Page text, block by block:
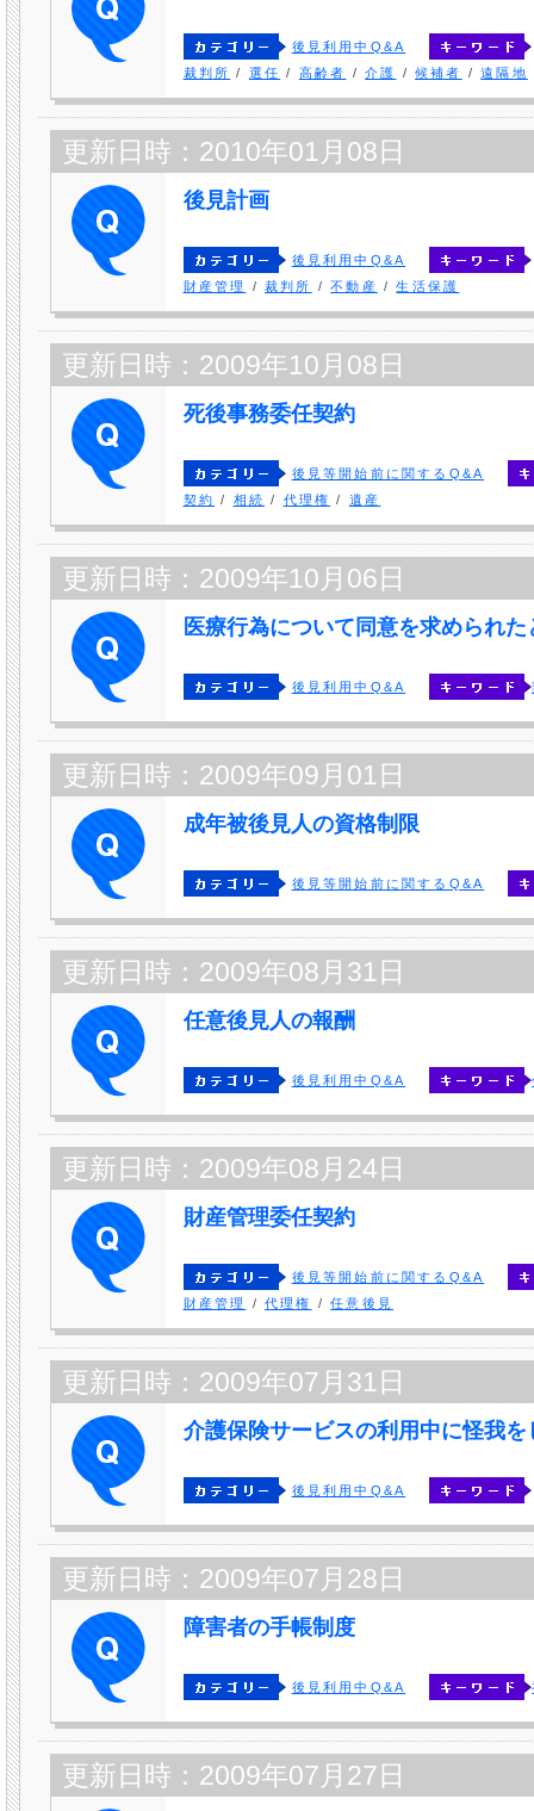
後見利用中Q&A
裁判所 / 選任 / 高齢者 /介護 /候補者 /遠隔地
更新日時：2010年01月08日
後見計画
後見利用中Q&A
財産管理
/裁判所 /不動産 /生活保護
更新日時：2009年10月08日
死後事務委任契約
後見等開始前に関するQ&A
契約 / 相続 / 代理権 / 遺産
更新日時：2009年10月06日
医療行為について同意を求められた
後見利用中Q&A
更新日時：2009年09月01日
成年被後見人の資格制限
後見等開始前に関するQ&A
更新日時：2009年08月31日
任意後見人の報酬
後見利用中Q&A
更新日時：2009年08月24日
財産管理委任契約
後見等開始前に関するQ&A
財産管理
/代理権 /任意後見
更新日時：2009年07月31日
介護保険サービスの利用中に怪我を
後見利用中Q&A
更新日時：2009年07月28日
障害者の手帳制度
後見利用中Q&A
更新日時：2009年07月27日